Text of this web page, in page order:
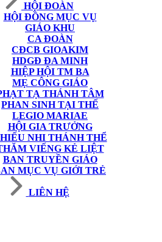
HỘI ĐOÀN
HỘI ĐỒNG MỤC VỤ
GIÁO KHU
CA ĐOÀN
CĐCB GIOAKIM
HDGĐ ĐA MINH
HIỆP HỘI TM BA
MẸ CÔNG GIÁO
TẠ THÁNH TÂM
PHAN SINH TẠI THẾ
LEGIO MARIAE
HỘI GIA TRƯỞNG
NHI THÁNH THỂ
VIẾNG KẺ LIỆT
BAN TRUYỀN GIÁO
MỤC VỤ GIỚI TRẺ
LIÊN HỆ